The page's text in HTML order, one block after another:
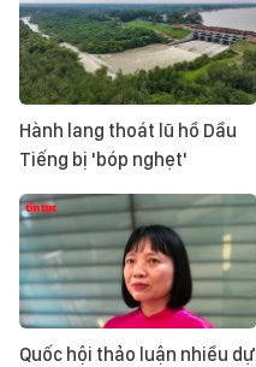
Hành lang thoát lũ hồ Dầu
Tiếng bị 'bóp nghẹt'
Quốc hội thảo luận nhiều dự